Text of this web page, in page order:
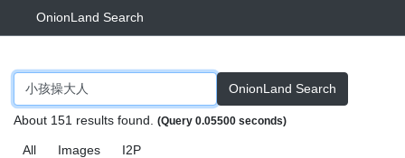
OnionLand Search
OnionLand Search
About 151 results found. (Query 0.05500 seconds)
All Images I2P